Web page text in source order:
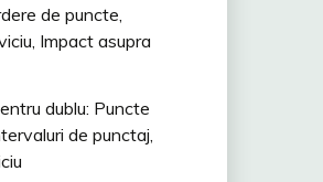
de puncte,
Impact asupra
dublu: Puncte
de punctaj,